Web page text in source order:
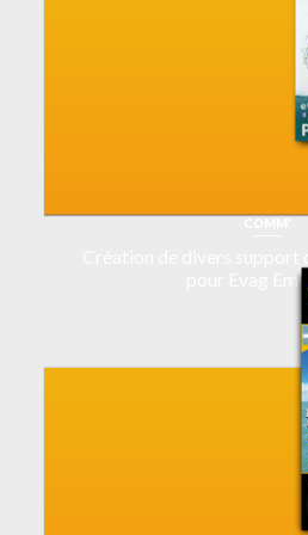
Création de divers support
pour Evag